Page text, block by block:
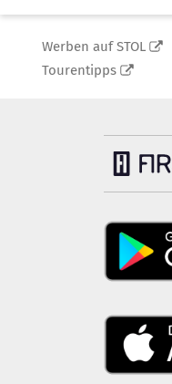
Werben auf STOL
Tourentipps